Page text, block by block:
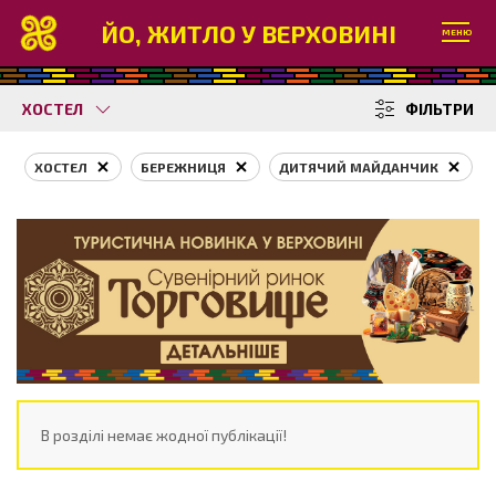
ЙО, ЖИТЛО У ВЕРХОВИНІ МЕНЮ
ХОСТЕЛ ФІЛЬТРИ
ХОСТЕЛ БЕРЕЖНИЦЯ ДИТЯЧИЙ МАЙДАНЧИК
В розділі немає жодної публікації!